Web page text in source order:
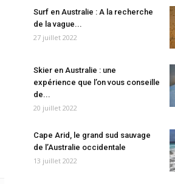
Surf en Australie : A la recherche
de la vague...
27 juillet 2022
Skier en Australie : une
expérience que l’on vous conseille
de...
20 juillet 2022
Cape Arid, le grand sud sauvage
de l’Australie occidentale
13 juillet 2022